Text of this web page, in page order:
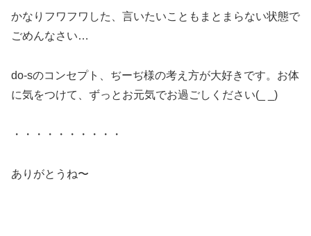
かなりフワフワした、言いたいこともまとまらない状態で
ごめんなさい…
do-sのコンセプト、ぢーぢ様の考え方が大好きです。お体
に気をつけて、ずっとお元気でお過ごしください(_ _)
・・・・・・・・・・
ありがとうね〜